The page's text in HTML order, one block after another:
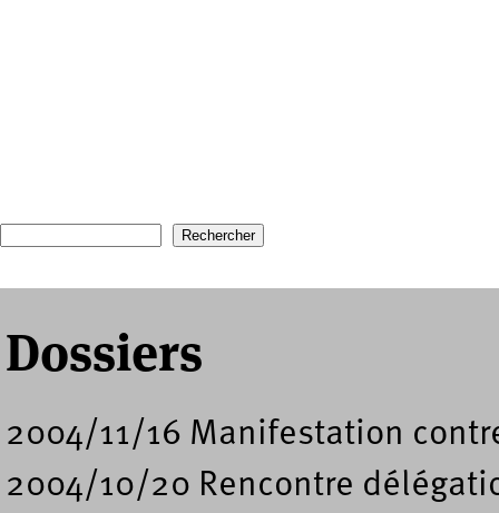
Formulaire de recherche
Dossiers
2004/11/16 Manifestation
2004/10/20 Rencontre